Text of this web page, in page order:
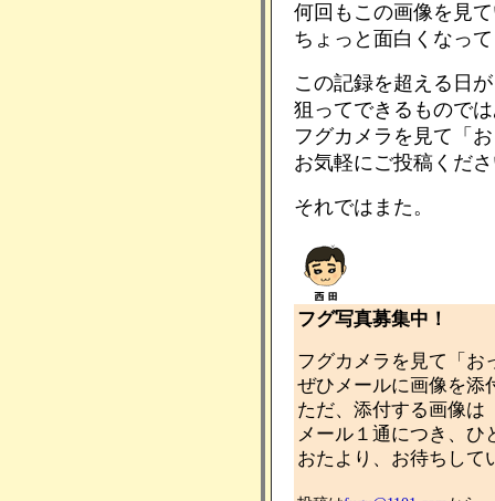
何回もこの画像を見
ちょっと面白くなっ
この記録を超える日
狙ってできるもので
フグカメラを見て「
お気軽にご投稿くだ
それではまた。
フグ写真募集中！
フグカメラを見て「お
ぜひメールに画像を添
ただ、添付する画像は
メール１通につき、ひ
おたより、お待ちして